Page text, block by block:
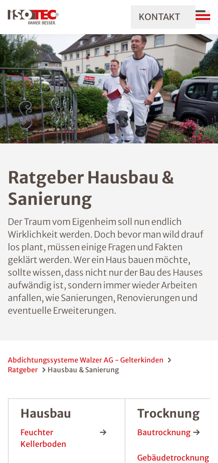
KONTAKT
Ratgeber Hausbau &
Sanierung
Der Traum vom Eigenheim soll nun endlich
Wirklichkeit werden. Doch bevor man wild drauf
los plant, müssen einige Fragen und Fakten
geklärt werden. Wer ein Haus bauen möchte,
sollte wissen, dass nicht nur der Bau des Hauses
aufwändig ist, sondern immer wieder Arbeiten
anfallen, wie Sanierungen, Renovierungen und
eventuelle Erweiterungen.
Abdichtungssysteme Walzer AG - Gelterkinden
Ratgeber
Hausbau & Sanierung
Hausbau
Feuchter
Kellerboden
Trocknung
Bautrocknung
Gebäudetrocknung